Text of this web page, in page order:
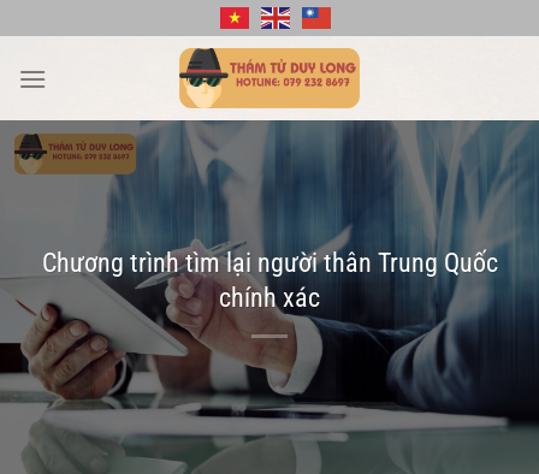
qua
nội
Chương trình tìm lại người thân Trung Quốc
chính xác